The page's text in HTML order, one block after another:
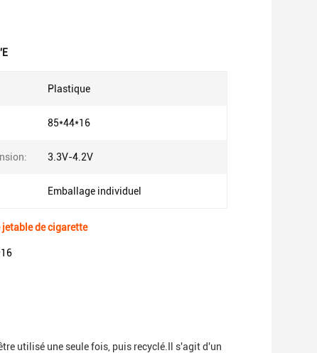
Plastique
85*44*16
3.3V-4.2V
Emballage individuel
de cigarette
utilisé une seule fois, puis recyclé.Il s'agit d'un